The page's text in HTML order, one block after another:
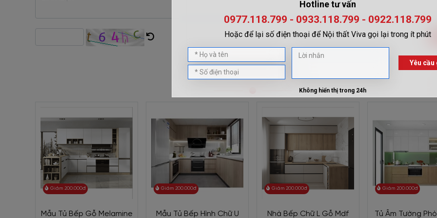
SẢN PHẨM LIÊN QUAN
Giảm 200.000đ
Mẫu Tủ Bếp Gỗ Melamine
Giảm 200.000đ
Mẫu Tủ Bếp Hình Chữ U
Giảm 200.000đ
Nhà Bếp Chữ L Gỗ Mdf
Giảm 200.000đ
Tủ Âm Tường